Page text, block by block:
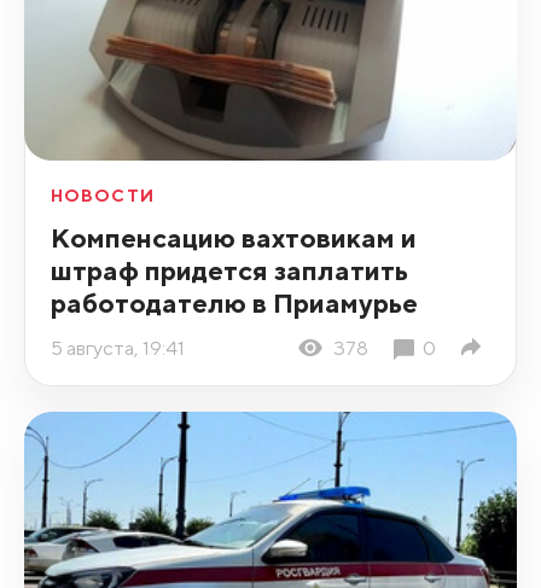
НОВОСТИ
Компенсацию вахтовикам и
штраф придется заплатить
работодателю в Приамурье
5 августа, 19:41 378 0